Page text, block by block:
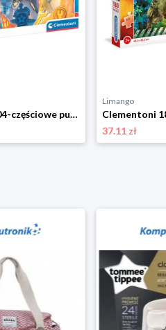
Clementoni 104-częściowe puzzle "Psi Patrol" - 6+ rozmiar: onesize
Limango
37.11 zł